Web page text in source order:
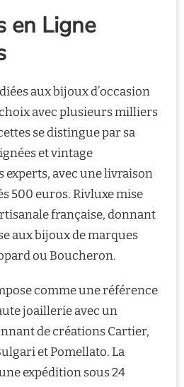
en Ligne
aux bijoux d’occasion
avec plusieurs milliers
se distingue par sa
et vintage
experts, avec une livraison
500 euros. Rivluxe mise
française, donnant
aux bijoux de marques
ou Boucheron.
comme une référence
joaillerie avec un
de créations Cartier,
et Pomellato. La
expédition sous 24